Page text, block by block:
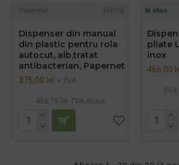
Papernet 416155
Dispenser din manual
din plastic pentru rola
autocut, alb,tratat
antibacterian, Papernet
375,00 lei + TVA
453,75 lei TVA inclus
In stoc
pliate
inox
466,00